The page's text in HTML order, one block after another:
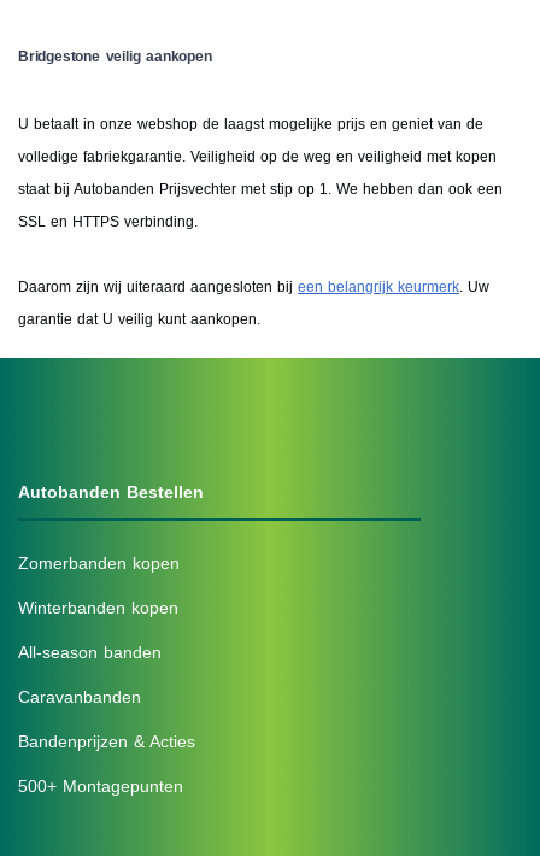
Bridgestone veilig aankopen
U betaalt in onze webshop de laagst mogelijke prijs en geniet van de
volledige fabriekgarantie. Veiligheid op de weg en veiligheid met kopen
staat bij Autobanden Prijsvechter met stip op 1. We hebben dan ook een
SSL en HTTPS verbinding.
Daarom zijn wij uiteraard aangesloten bij een belangrijk keurmerk. Uw
garantie dat U veilig kunt aankopen.
Autobanden Bestellen
Zomerbanden kopen
Winterbanden kopen
All-season banden
Caravanbanden
Bandenprijzen & Acties
500+ Montagepunten